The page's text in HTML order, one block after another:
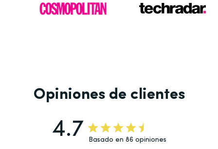
Opiniones de clientes
4.7 Basado en 86 opiniones